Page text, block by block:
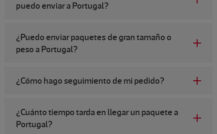
puedo enviar a Portugal?
¿Puedo enviar paquetes de gran tamaño o
peso a Portugal?
¿Cómo hago seguimiento de mi pedido?
¿Cuánto tiempo tarda en llegar un paquete a
Portugal?